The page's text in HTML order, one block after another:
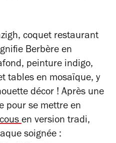
étoiles
coquet restaurant
Berbère en
peinture indigo,
tables en mosaïque, y
décor ! Après une
pour se mettre en
en version tradi,
soignée :